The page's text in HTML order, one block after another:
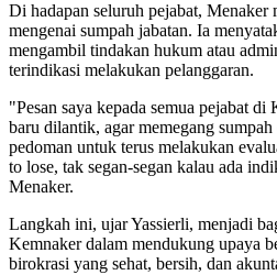
Di hadapan seluruh pejabat, Menaker
mengenai sumpah jabatan. Ia
mengambil tindakan hukum atau
terindikasi melakukan pelanggaran.
"Pesan saya kepada semua pejabat
baru dilantik, agar memegang
pedoman untuk terus melakukan
to lose, tak segan-segan kalau ada
Menaker.
Langkah ini, ujar Yassierli, menjadi
Kemnaker dalam mendukung upaya
birokrasi yang sehat, bersih, dan